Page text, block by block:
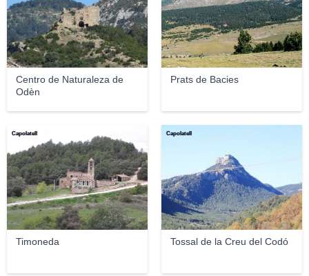
Centro de Naturaleza de
Odèn
Prats de Bacies
Timoneda
Capolatell
Tossal de la Creu del Codó
Capolatell